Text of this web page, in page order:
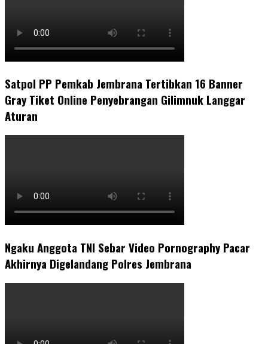
Satpol PP Pemkab Jembrana Tertibkan 16 Banner
Gray Tiket Online Penyebrangan Gilimnuk Langgar
Aturan
Ngaku Anggota TNI Sebar Video Pornography Pacar
Akhirnya Digelandang Polres Jembrana